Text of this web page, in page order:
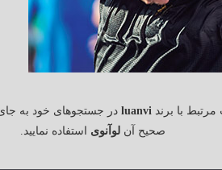
با برندluanvi در جستجوهای خود به
صحیح آنلوآنوی استفاده نمایید.